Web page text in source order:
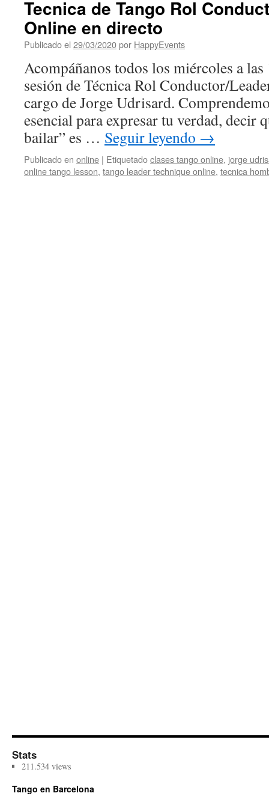
Tecnica de Tango Rol
Online en directo
Publicado el 29/03/2020por HappyEvents
Acompáñanos todos los miércoles a
sesión de Técnica Rol Conductor/
cargo de Jorge Udrisard.
esencial para expresar tu verdad, decir
bailar” es … Seguir leyendo →
Publicado en online | Etiquetadoclases tango online, jorge
online tango lesson, tango leader technique online, tecnica
Stats
211.534 views
Tango en Barcelona